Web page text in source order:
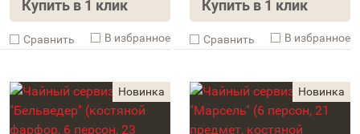
Купить в 1 клик
Cравнить В избранное
Купить в 1 клик
Cравнить В избранное